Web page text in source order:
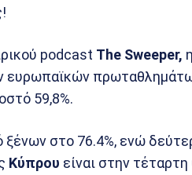
podcast The Sweeper, η
59,8%.
στο 76.4%, ενώ
Κύπρου είναι στην